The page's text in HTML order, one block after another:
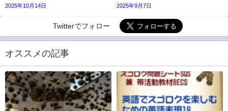
2025年10月14日 2025年9月7日
Twitterでフォロー
オススメの記事